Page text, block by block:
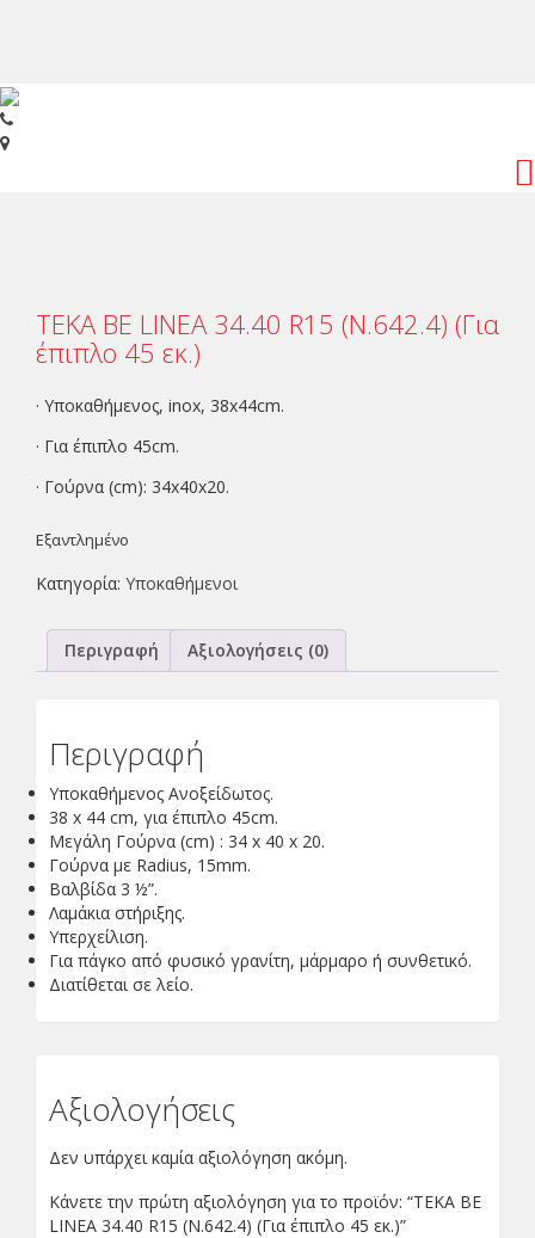
ΤΕΚΑ BE LINEA 34.40 R15 (N.642.4) (Για
έπιπλο 45 εκ.)
· Υποκαθήμενος, inox, 38x44cm.
· Για έπιπλο 45cm.
· Γούρνα (cm): 34x40x20.
Εξαντλημένο
Κατηγορία: Υποκαθήμενοι
Περιγραφή Αξιολογήσεις (0)
Περιγραφή
Yποκαθήμενος Ανοξείδωτος.
38 x 44 cm, για έπιπλο 45cm.
Μεγάλη Γούρνα (cm) : 34 x 40 x 20.
Γούρνα με Radius, 15mm.
Βαλβίδα 3 ½”.
Λαμάκια στήριξης.
Υπερχείλιση.
Για πάγκο από φυσικό γρανίτη, μάρμαρο ή συνθετικό.
Διατίθεται σε λείο.
Αξιολογήσεις
Δεν υπάρχει καμία αξιολόγηση ακόμη.
Κάνετε την πρώτη αξιολόγηση για το προϊόν: “ΤΕΚΑ BE
LINEA 34.40 R15 (N.642.4) (Για έπιπλο 45 εκ.)”